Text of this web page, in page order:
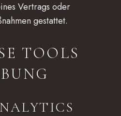
Vertrags oder
gestattet.
TOOLS